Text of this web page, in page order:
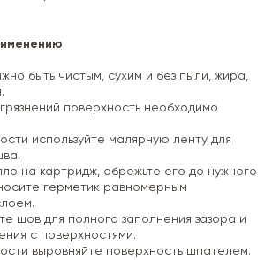
быть чистым, сухим и без пыли, жира,
поверхность необходимо
используйте малярную ленту для
на картридж, обрежьте его до нужного
герметик равномерным
шов для полного заполнения зазора и
с поверхностями.
выровняйте поверхность шпателем.